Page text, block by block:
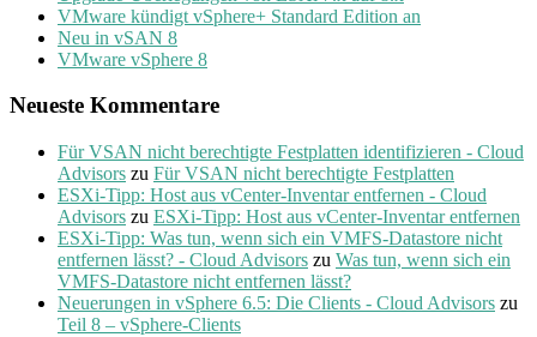
VMware kündigt vSphere+ Standard Edition an
Neu in vSAN 8
VMware vSphere 8
Neueste Kommentare
Für VSAN nicht berechtigte Festplatten identifizieren - Cloud
Advisors zu Für VSAN nicht berechtigte Festplatten
ESXi-Tipp: Host aus vCenter-Inventar entfernen - Cloud
Advisors zu ESXi-Tipp: Host aus vCenter-Inventar entfernen
ESXi-Tipp: Was tun, wenn sich ein VMFS-Datastore nicht
entfernen lässt? - Cloud Advisors zu Was tun, wenn sich ein
VMFS-Datastore nicht entfernen lässt?
Neuerungen in vSphere 6.5: Die Clients - Cloud Advisors zu
Teil 8 – vSphere-Clients